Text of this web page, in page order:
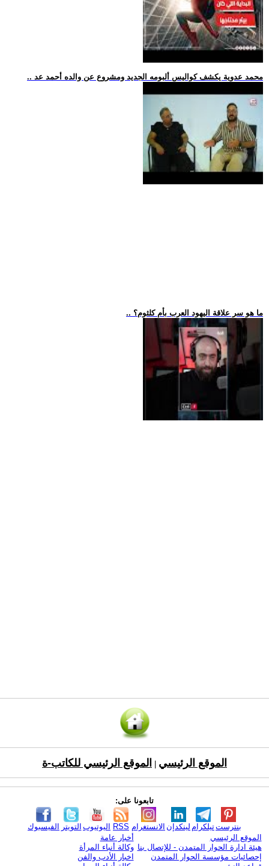
.. محمد عدوية يكشف كواليس ألبومه الجديد ومشروع عن والده أحمد عد
.. ما هو سر علاقة اليهود العرب بأم كلثوم؟
الموقع الرئيسي الموقع الرئيسي للكاتب-ة
تابعونا على:
الفيسبوك التويتر اليوتيوب RSS الانستغرام لينكدإن تيلكرامبنترست
الموقع الرئيسي
هيئة ادارة الحوار المتمدن - للإتصال بنا
إحصائيات مؤسسة الحوار المتمدن
أخبار عامة
وكالة أنباء المرأة
اخبار الأدب والفن